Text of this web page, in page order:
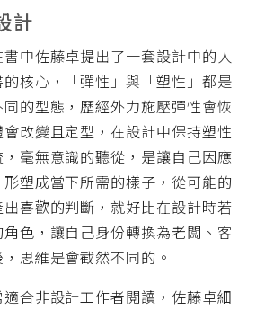
計
中佐藤卓提出了一套設計中的人
核心，「彈性」與「塑性」都是
的型態，歷經外力施壓彈性會恢
改變且定型，在設計中保持塑性
毫無意識的聽從，是讓自己因應
塑成當下所需的樣子，從可能的
喜歡的判斷，就好比在設計時若
色，讓自己身份轉換為老闆、客
思維是會截然不同的。
合非設計工作者閱讀，佐藤卓細